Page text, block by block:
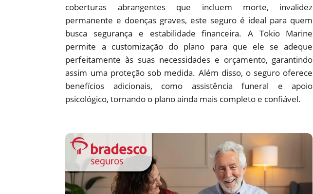
coberturas abrangentes que incluem morte, invalidez
permanente e doenças graves, este seguro é ideal para quem
busca segurança e estabilidade financeira. A Tokio Marine
permite a customização do plano para que ele se adeque
perfeitamente às suas necessidades e orçamento, garantindo
assim uma proteção sob medida. Além disso, o seguro oferece
benefícios adicionais, como assistência funeral e apoio
psicológico, tornando o plano ainda mais completo e confiável.